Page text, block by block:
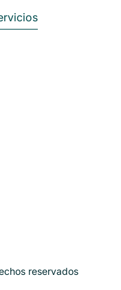
reservados